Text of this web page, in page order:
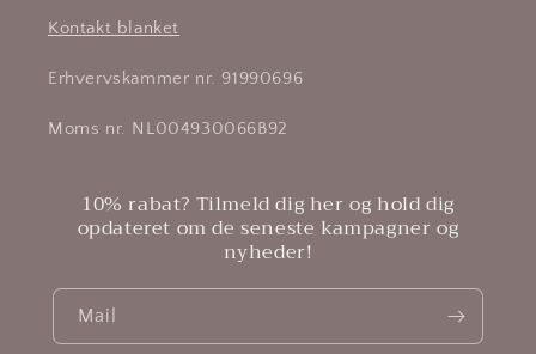
Kontakt blanket
Erhvervskammer nr. 91990696
Moms nr. NL004930066B92
10% rabat? Tilmeld dig her og hold dig
opdateret om de seneste kampagner og
nyheder!
Mail